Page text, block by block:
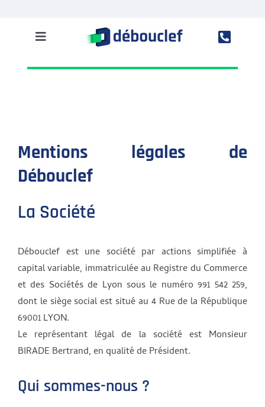
Toggle
Navigation
Solution
Clients
Mentions légales de
Débouclef
La Société
Débouclef est une société par actions simplifiée à
capital variable, immatriculée au Registre du Commerce
et des Sociétés de Lyon sous le numéro 991 542 259,
dont le siège social est situé au 4 Rue de la République
69001 LYON.
Le représentant légal de la société est Monsieur
BIRADE Bertrand, en qualité de Président.
Qui sommes-nous ?